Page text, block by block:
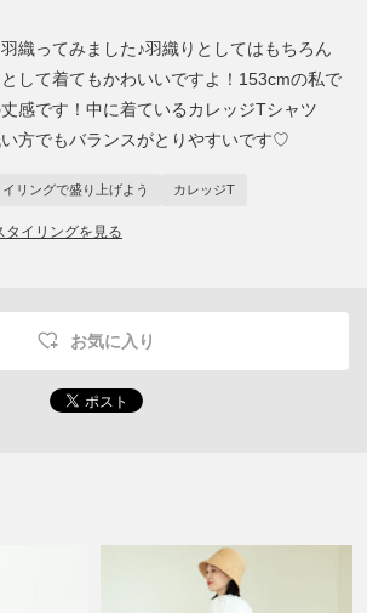
織ってみました♪羽織りとしてはもちろん
して着てもかわいいですよ！153cmの私で
感です！中に着ているカレッジTシャツ
方でもバランスがとりやすいです♡
イリングで盛り上げよう カレッジT
タイリングを見る
お気に入り